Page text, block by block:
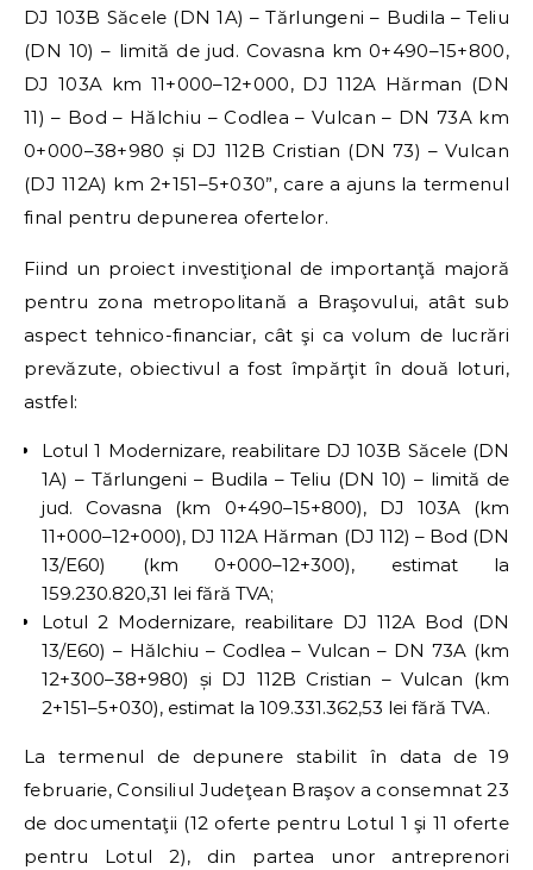
DJ 103B Săcele (DN 1A) – Tărlungeni – Budila – Teliu
(DN 10) – limită de jud. Covasna km 0+490–15+800,
DJ 103A km 11+000–12+000, DJ 112A Hărman (DN
11) – Bod – Hălchiu – Codlea – Vulcan – DN 73A km
0+000–38+980 și DJ 112B Cristian (DN 73) – Vulcan
(DJ 112A) km 2+151–5+030”, care a ajuns la termenul
final pentru depunerea ofertelor.
Fiind un proiect investiţional de importanţă majoră
pentru zona metropolitană a Braşovului, atât sub
aspect tehnico-financiar, cât şi ca volum de lucrări
prevăzute, obiectivul a fost împărţit în două loturi,
astfel:
Lotul 1 Modernizare, reabilitare DJ 103B Săcele (DN
1A) – Tărlungeni – Budila – Teliu (DN 10) – limită de
jud. Covasna (km 0+490–15+800), DJ 103A (km
11+000–12+000), DJ 112A Hărman (DJ 112) – Bod (DN
13/E60) (km 0+000–12+300), estimat la
159.230.820,31 lei fără TVA;
Lotul 2 Modernizare, reabilitare DJ 112A Bod (DN
13/E60) – Hălchiu – Codlea – Vulcan – DN 73A (km
12+300–38+980) și DJ 112B Cristian – Vulcan (km
2+151–5+030), estimat la 109.331.362,53 lei fără TVA.
La termenul de depunere stabilit în data de 19
februarie, Consiliul Judeţean Braşov a consemnat 23
de documentaţii (12 oferte pentru Lotul 1 şi 11 oferte
pentru Lotul 2), din partea unor antreprenori